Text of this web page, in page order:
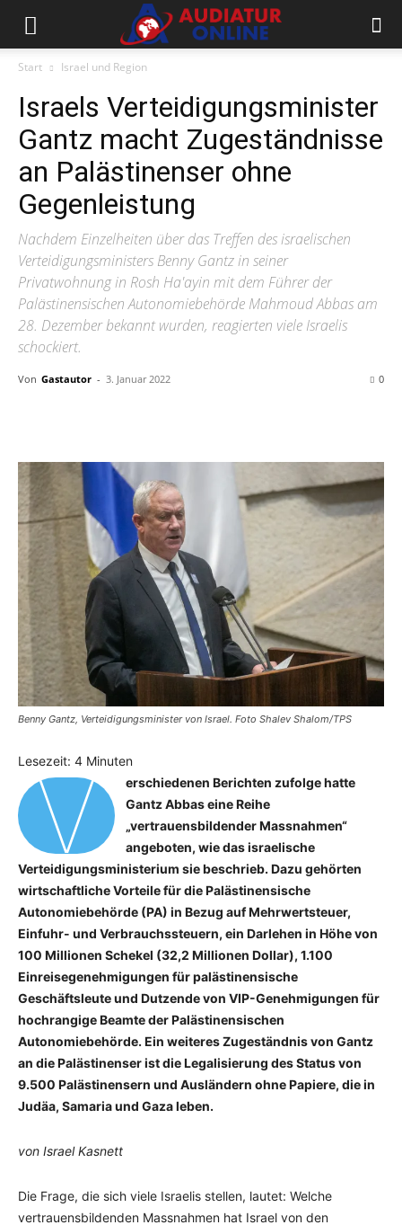
Start Israel und Region
Israels Verteidigungsminister
Gantz macht Zugeständnisse
an Palästinenser ohne
Gegenleistung
Nachdem Einzelheiten über das Treffen des israelischen
Verteidigungsministers Benny Gantz in seiner
Privatwohnung in Rosh Ha'ayin mit dem Führer der
Palästinensischen Autonomiebehörde Mahmoud Abbas am
28. Dezember bekannt wurden, reagierten viele Israelis
schockiert.
Von Gastautor - 3. Januar 2022 0
Benny Gantz, Verteidigungsminister von Israel. Foto Shalev Shalom/TPS
Lesezeit: 4 Minuten
V
erschiedenen Berichten zufolge hatte
Gantz Abbas eine Reihe
„vertrauensbildender Massnahmen“
angeboten, wie das israelische
Verteidigungsministerium sie beschrieb. Dazu gehörten
wirtschaftliche Vorteile für die Palästinensische
Autonomiebehörde (PA) in Bezug auf Mehrwertsteuer,
Einfuhr- und Verbrauchssteuern, ein Darlehen in Höhe von
100 Millionen Schekel (32,2 Millionen Dollar), 1.100
Einreisegenehmigungen für palästinensische
Geschäftsleute und Dutzende von VIP-Genehmigungen für
hochrangige Beamte der Palästinensischen
Autonomiebehörde. Ein weiteres Zugeständnis von Gantz
an die Palästinenser ist die Legalisierung des Status von
9.500 Palästinensern und Ausländern ohne Papiere, die in
Judäa, Samaria und Gaza leben.
von Israel Kasnett
Die Frage, die sich viele Israelis stellen, lautet: Welche
vertrauensbildenden Massnahmen hat Israel von den